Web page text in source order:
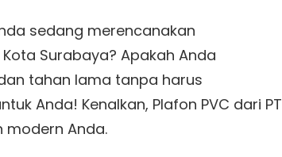
sedang merencanakan
Surabaya? Apakah Anda
tahan lama tanpa harus
Anda! Kenalkan, Plafon PVC dari PT
modern Anda.